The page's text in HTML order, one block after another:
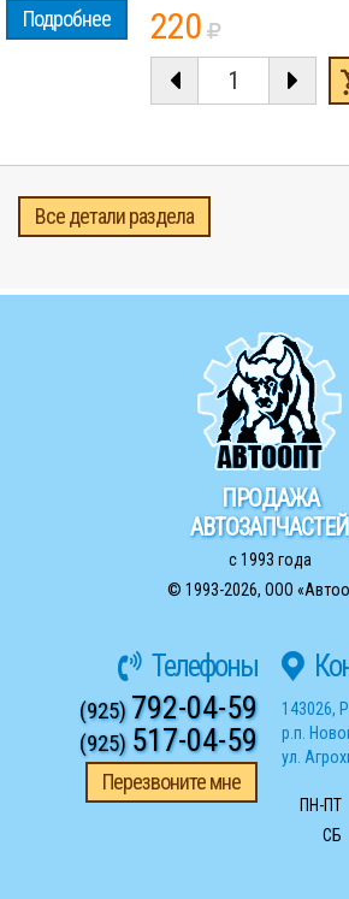
Подробнее 220
Все детали раздела
ПРОДАЖА
АВТОЗАПЧАСТЕЙ
с 1993 года
© 1993-2026, ООО
Телефоны
(925)792-04-59
(925) 517-04-59
Перезвоните мне
143026,
р.п.
ул.
ПН-ПТ
СБ